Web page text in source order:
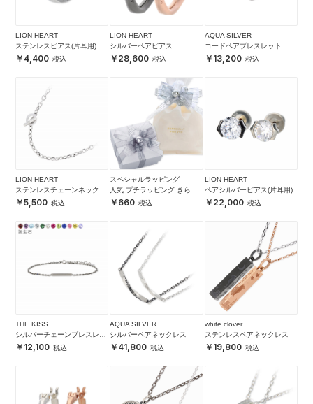
LION HEART
ステンレスピアス(片耳用)
4,400
LION HEART
シルバーペアピアス
28,600
AQUA SILVER
コードペアブレスレット
13,200
LION HEART
ステンレスチェーンネックレ
ス 5,500
スペシャルラッピング
人気 プチラッピング きらき
ら シルバー
660
LION HEART
ペアシルバーピアス(片耳用)
22,000
THE KISS
シルバーチェーンブレスレッ
ト 12,100
AQUA SILVER
シルバーペアネックレス
41,800
white clover
ステンレスペアネックレス
19,800